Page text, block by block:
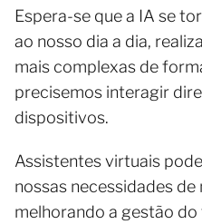
Espera-se que a IA se
ao nosso dia a dia,
mais complexas de
precisemos interagir
dispositivos.
Assistentes virtuais
nossas necessidades
melhorando a gestão